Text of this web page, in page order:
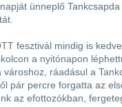
ünneplő
fesztivál mindig is
a nyitónapon
városhoz, ráadásul a
pár percre forgatta az
az efottozókban,